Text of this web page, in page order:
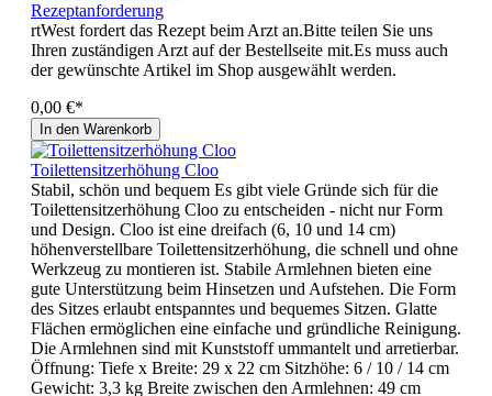
Rezeptanforderung
rtWest fordert das Rezept beim Arzt an.Bitte teilen Sie uns
Ihren zuständigen Arzt auf der Bestellseite mit.Es muss auch
der gewünschte Artikel im Shop ausgewählt werden.
0,00 €*
In den Warenkorb
Toilettensitzerhöhung Cloo
Stabil, schön und bequem Es gibt viele Gründe sich für die
Toilettensitzerhöhung Cloo zu entscheiden - nicht nur Form
und Design. Cloo ist eine dreifach (6, 10 und 14 cm)
höhenverstellbare Toilettensitzerhöhung, die schnell und ohne
Werkzeug zu montieren ist. Stabile Armlehnen bieten eine
gute Unterstützung beim Hinsetzen und Aufstehen. Die Form
des Sitzes erlaubt entspanntes und bequemes Sitzen. Glatte
Flächen ermöglichen eine einfache und gründliche Reinigung.
Die Armlehnen sind mit Kunststoff ummantelt und arretierbar.
Öffnung: Tiefe x Breite: 29 x 22 cm Sitzhöhe: 6 / 10 / 14 cm
Gewicht: 3,3 kg Breite zwischen den Armlehnen: 49 cm